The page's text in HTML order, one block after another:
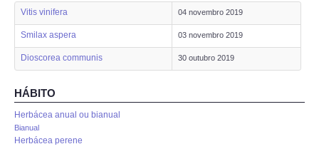
MAGNOLIOPHYTAE
FUNGI
ANIMALIA
PROCESSOS
Vitis vinifera 04 novembro 2019
Smilax aspera 03 novembro 2019
Dioscorea communis 30 outubro 2019
HÁBITO
Herbácea anual ou bianual
Bianual
Herbácea perene